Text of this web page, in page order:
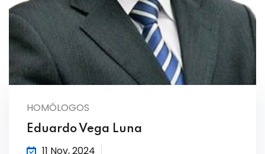
HOMÓLOGOS
Eduardo Vega Luna
11 Nov, 2024